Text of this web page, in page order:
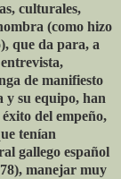
culturales,
(como hizo
que da para, a
de manifiesto
y su equipo, han
del empeño,
tenían
gallego español
manejar muy